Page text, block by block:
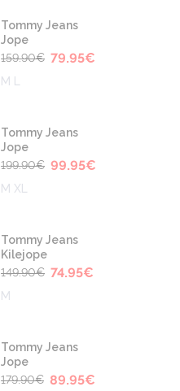
Tommy Jeans
Jope
159.90€ 79.95€
M L
Tommy Jeans
Jope
199.90€ 99.95€
M XL
Tommy Jeans
Kilejope
149.90€ 74.95€
M
Tommy Jeans
Jope
179.90€ 89.95€